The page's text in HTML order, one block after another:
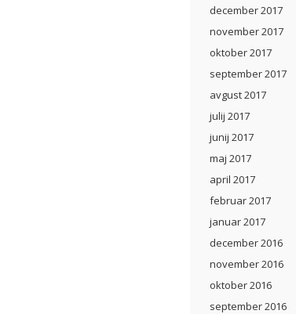
december 2017
november 2017
oktober 2017
september 2017
avgust 2017
julij 2017
junij 2017
maj 2017
april 2017
februar 2017
januar 2017
december 2016
november 2016
oktober 2016
september 2016